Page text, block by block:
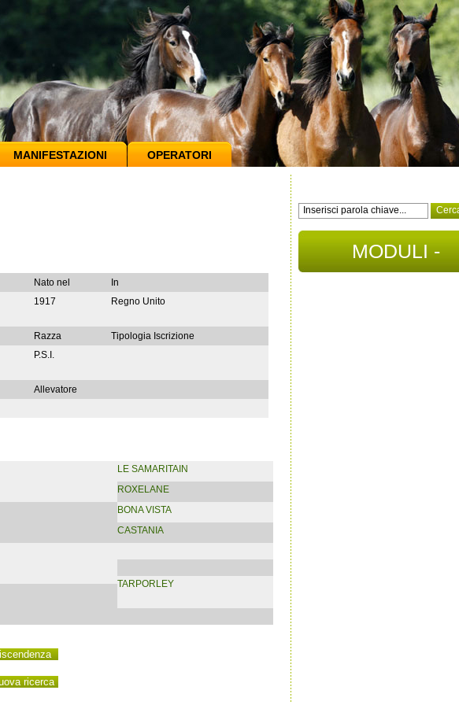
MANIFESTAZIONI OPERATORI
Nato nel
In
1917 Regno Unito
Razza
Tipologia Iscrizione
P.S.I.
Allevatore
LE SAMARITAIN
ROXELANE
BONA VISTA
CASTANIA
TARPORLEY
MODULI -